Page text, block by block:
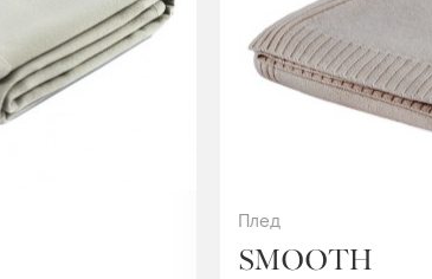
Плед
SMOOTH